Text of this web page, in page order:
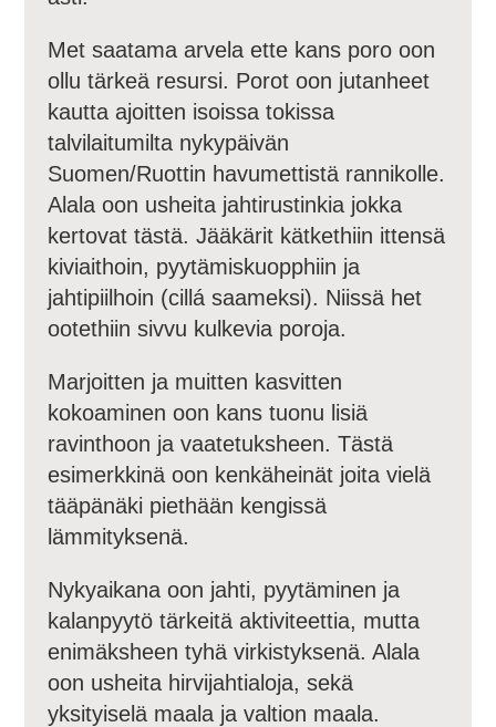
Met saatama arvela ette kans poro oon
ollu tärkeä resursi. Porot oon jutanheet
kautta ajoitten isoissa tokissa
talvilaitumilta nykypäivän
Suomen/Ruottin havumettistä rannikolle.
Alala oon usheita jahtirustinkia jokka
kertovat tästä. Jääkärit kätkethiin ittensä
kiviaithoin, pyytämiskuopphiin ja
jahtipiilhoin (cillá saameksi). Niissä het
ootethiin sivvu kulkevia poroja.
Marjoitten ja muitten kasvitten
kokoaminen oon kans tuonu lisiä
ravinthoon ja vaatetuksheen. Tästä
esimerkkinä oon kenkäheinät joita vielä
tääpänäki piethään kengissä
lämmityksenä.
Nykyaikana oon jahti, pyytäminen ja
kalanpyytö tärkeitä aktiviteettia, mutta
enimäksheen tyhä virkistyksenä. Alala
oon usheita hirvijahtialoja, sekä
yksityiselä maala ja valtion maala.